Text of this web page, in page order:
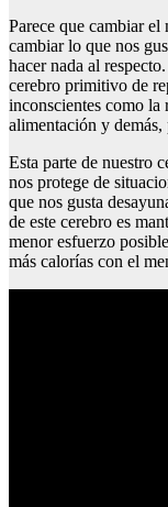
Parece que cambiar
cambiar lo que nos
hacer nada al
cerebro primitivo de
inconscientes como la
alimentación y
Esta parte de nuestro
nos protege de
que nos gusta
de este cerebro es
menor esfuerzo
más calorías con el